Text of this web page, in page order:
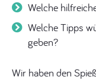
Welche
Welche Tipps
geben?
Wir haben den